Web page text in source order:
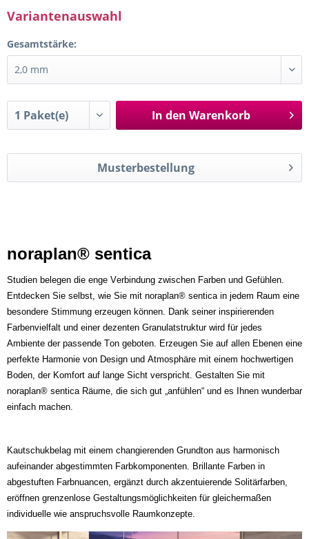
Variantenauswahl
Gesamtstärke:
In den Warenkorb
Musterbestellung
noraplan® sentica
Studien belegen die enge Verbindung zwischen Farben und Gefühlen.
Entdecken Sie selbst, wie Sie mit noraplan® sentica in jedem Raum eine
besondere Stimmung erzeugen können. Dank seiner inspirierenden
Farbenvielfalt und einer dezenten Granulatstruktur wird für jedes
Ambiente der passende Ton geboten. Erzeugen Sie auf allen Ebenen eine
perfekte Harmonie von Design und Atmosphäre mit einem hochwertigen
Boden, der Komfort auf lange Sicht verspricht. Gestalten Sie mit
noraplan® sentica Räume, die sich gut „anfühlen“ und es Ihnen wunderbar
einfach machen.
Kautschukbelag mit einem changierenden Grundton aus harmonisch
aufeinander abgestimmten Farbkomponenten. Brillante Farben in
abgestuften Farbnuancen, ergänzt durch akzentuierende Solitärfarben,
eröffnen grenzenlose Gestaltungsmöglichkeiten für gleichermaßen
individuelle wie anspruchsvolle Raumkonzepte.